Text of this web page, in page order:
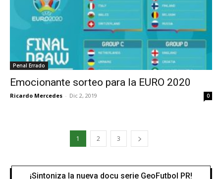
Penal Errado
Emocionante sorteo para la EURO 2020
Ricardo Mercedes - Dic 2, 2019 0
1 2 3
¡Sintoniza la nueva docu serie GeoFutbol PR!